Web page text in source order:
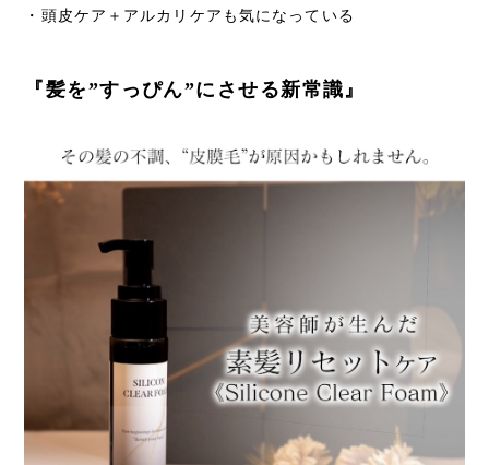
・頭皮ケア＋アルカリケアも気になっている
『髪を”すっぴん”にさせる新常識』